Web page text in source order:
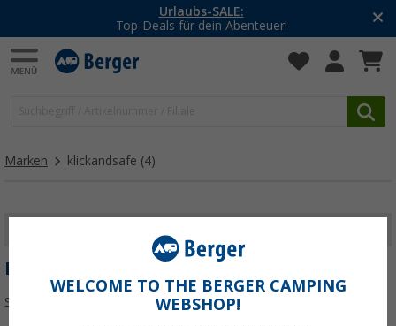
Urlaubs-SALE:
Top-Deals für dein Abenteuer!
Marken klickandsafe (4)
KLICKANDSAFE
Sortieren:
WELCOME TO THE BERGER CAMPING
WEBSHOP!